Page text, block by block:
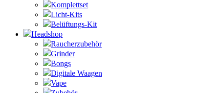
Komplettset
Licht-Kits
Belüftungs-Kit
Headshop
Raucherzubehör
Grinder
Bongs
Digitale Waagen
Vape